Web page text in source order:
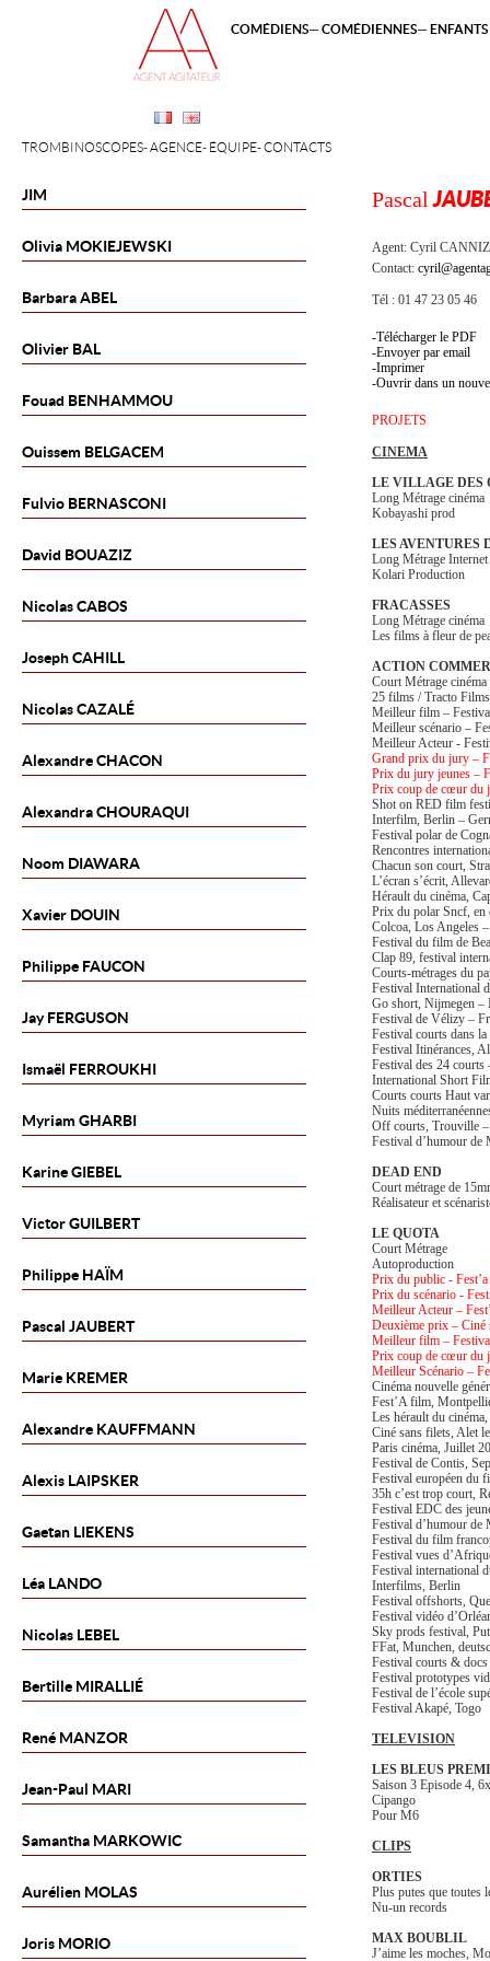
JIM
Olivia MOKIEJEWSKI
BarbaraABEL
Olivier BAL
Fouad BENHAMMOU
Ouissem BELGACEM
Fulvio BERNASCONI
David BOUAZIZ
NicolasCABOS
JosephCAHILL
NicolasCAZALÉ
AlexandreCHACON
AlexandraCHOURAQUI
Noom DIAWARA
Xavier DOUIN
Philippe FAUCON
JayFERGUSON
Ismaël FERROUKHI
Myriam GHARBI
KarineGIEBEL
VictorGUILBERT
Philippe HAÏM
Pascal JAUBERT
Marie KREMER
Alexandre KAUFFMANN
Alexis LAIPSKER
Gaetan LIEKENS
Léa LANDO
Nicolas LEBEL
Bertille MIRALLIÉ
René MANZOR
Jean-Paul MARI
Samantha MARKOWIC
Aurélien MOLAS
Joris MORIO
TROMBINOSCOPES AGENCE ÉQUIPE CONTACTS
COMÉDIENS COMÉDIENNES
Pascal
Agent: Cyril
Contact:
Tél : 01 47 23 05 46
Télécharger le PDF
Envoyer par email
Imprimer
Ouvrir dans un
PROJETS
CINEMA
LE VILLAGE DES
Long Métrage cinéma
Kobayashi prod
LES AVENTURES
Long Métrage Internet
Kolari Production
FRACASSES
Long Métrage cinéma
Les films à fleur de
ACTION
Court Métrage cinéma
25 films / Tracto Films
Meilleur film –
Meilleur scénario –
Meilleur Acteur -
Grand prix du jury –
Prix du jury jeunes –
Prix coup de cœur du
Shot on RED film
Interfilm, Berlin –
Festival polar de
Rencontres
Chacun son court,
L’écran s’écrit,
Hérault du cinéma,
Prix du polar Sncf, en
Colcoa, Los Angeles
Festival du film de
Clap 89, festival
Courts-métrages du
Festival International
Go short, Nijmegen –
Festival de Vélizy –
Festival courts dans
Festival Itinérances,
Festival des 24 courts
International Short
Courts courts Haut
Nuits
Off courts, Trouville –
Festival d’humour de
DEAD END
Court métrage de
Réalisateur et
LE QUOTA
Court Métrage
Autoproduction
Prix du public -
Prix du scénario -
Meilleur Acteur –
Deuxième prix – Ciné
Meilleur film –
Prix coup de cœur du
Meilleur Scénario –
Cinéma nouvelle
Fest’A film,
Les hérault du
Ciné sans filets, Alet
Paris cinéma, Juillet
Festival de Contis,
Festival européen du
35h c’est trop court,
Festival EDC des
Festival d’humour de
Festival du film
Festival vues
Festival international
Interfilms, Berlin
Festival offshorts,
Festival vidéo
Sky prods festival,
FFat, Munchen,
Festival courts & docs
Festival prototypes
Festival de l’école
Festival Akapé, Togo
TELEVISION
LES BLEUS
Saison 3 Episode 4,
Cipango
Pour M6
CLIPS
ORTIES
Plus putes que toutes
Nu-un records
MAX BOUBLIL
J’aime les moches,